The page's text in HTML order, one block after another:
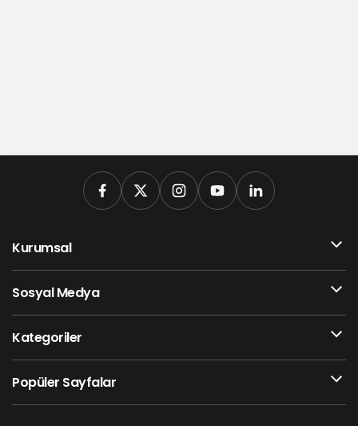
Kurumsal
Sosyal Medya
Kategoriler
Popüler Sayfalar